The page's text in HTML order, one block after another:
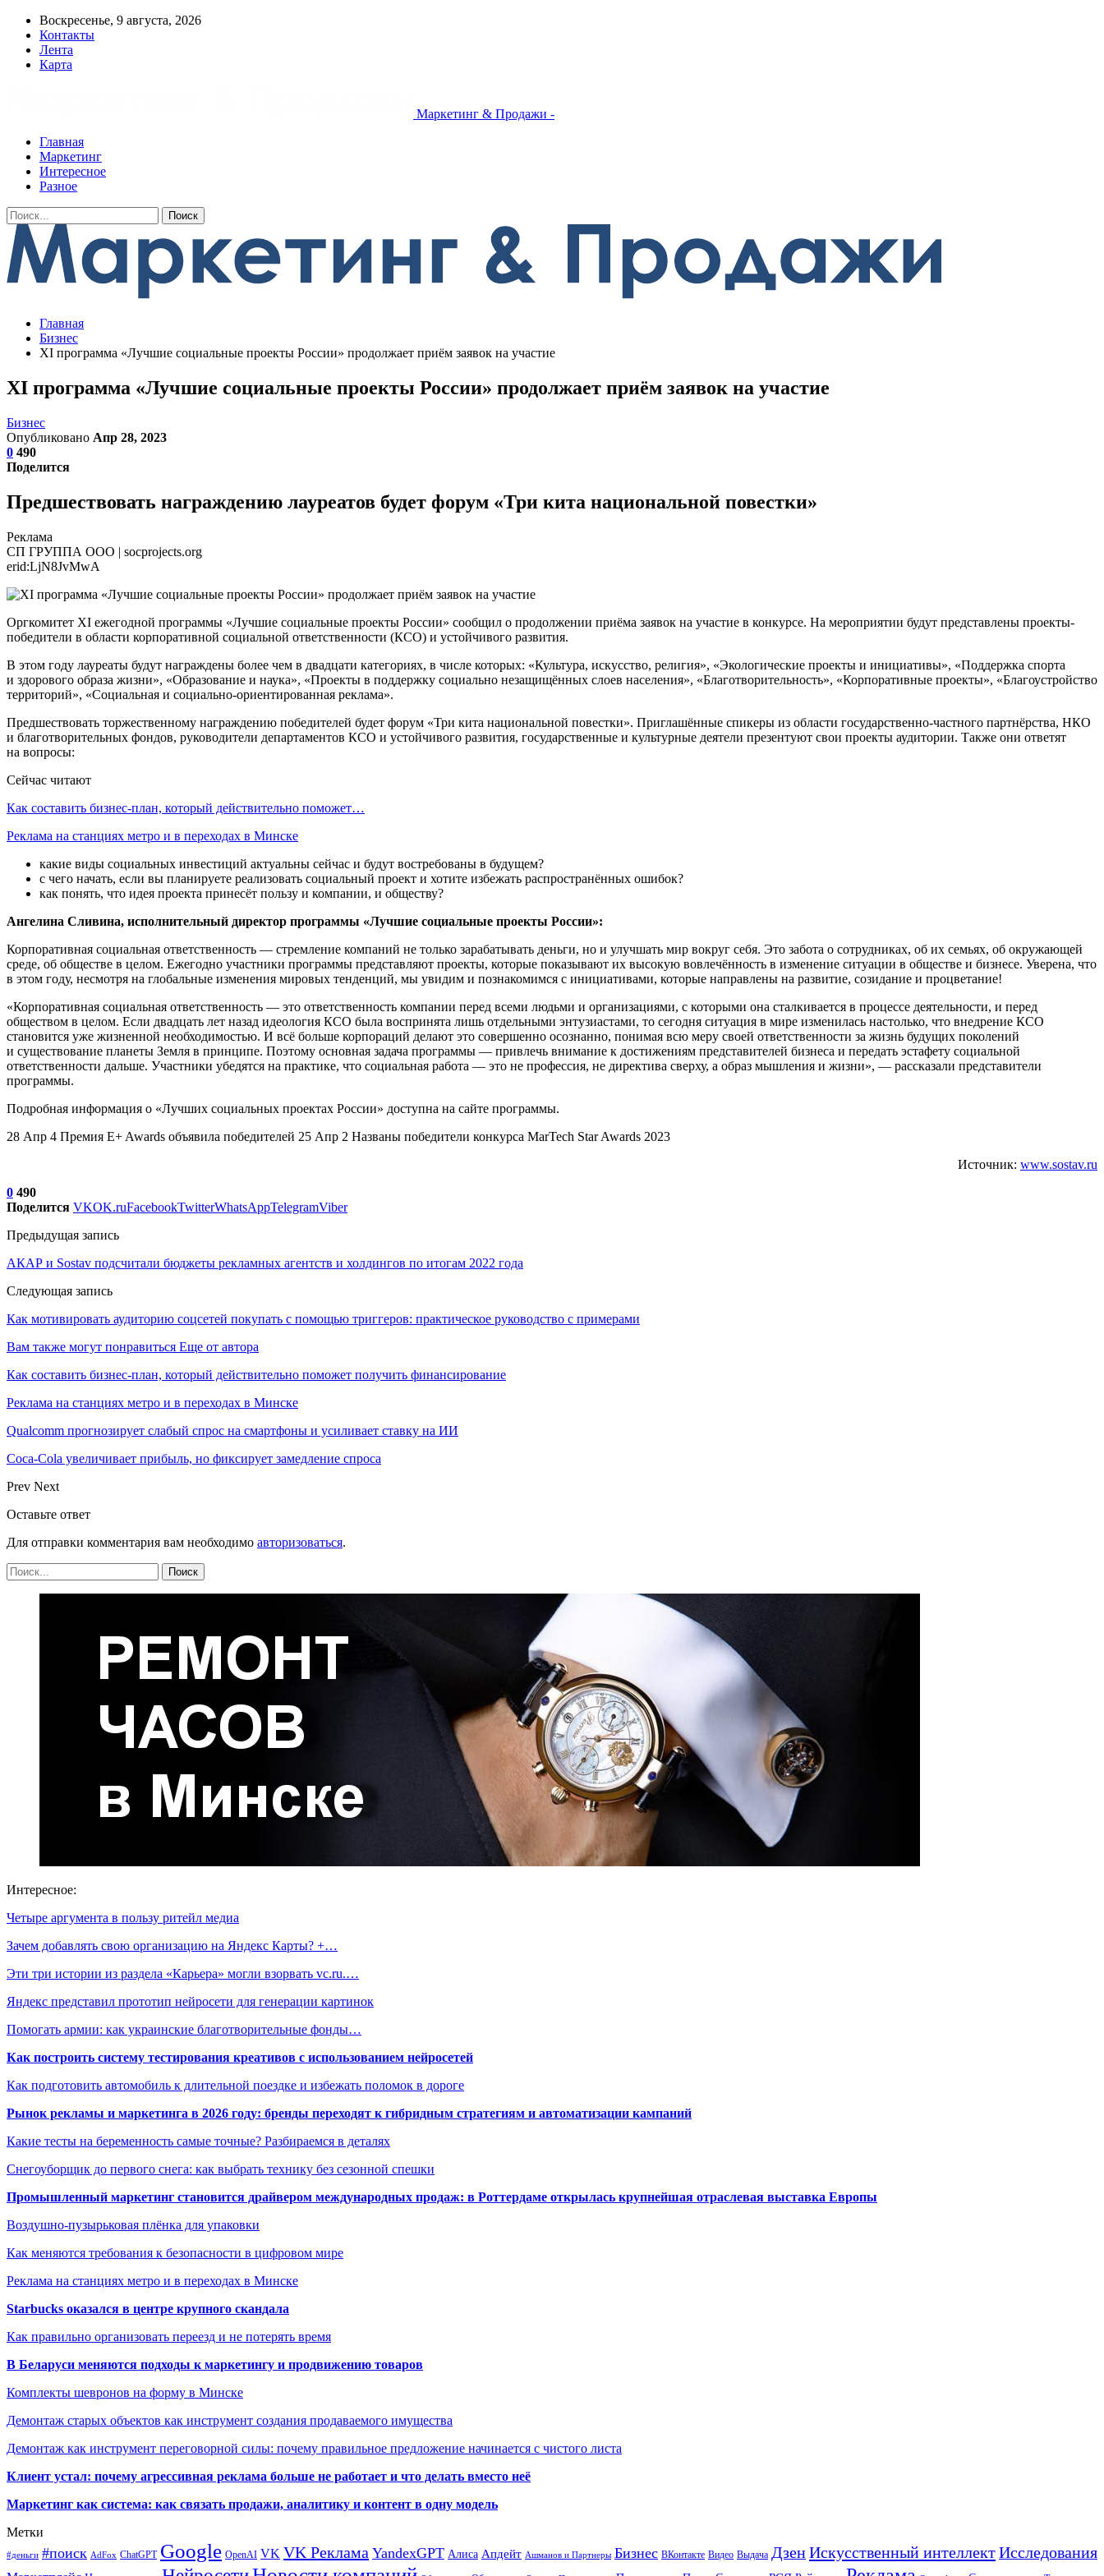
Воскресенье, 9 августа, 2026
Контакты
Лента
Карта
Маркетинг & Продажи -
Главная
Маркетинг
Интересное
Разное
Главная
Бизнес
XI программа «Лучшие социальные проекты России» продолжает приём заявок на участие
XI программа «Лучшие социальные проекты России» продолжает приём заявок на участие
Бизнес
Опубликовано Апр 28, 2023
0 490
Поделится
Предшествовать награждению лауреатов будет форум «Три кита национальной повестки»
Реклама
СП ГРУППА ООО | socprojects.org
erid:LjN8JvMwA
Оргкомитет XI ежегодной программы «Лучшие социальные проекты России» сообщил о продолжении приёма заявок на участие в конкурсе. На мероприятии будут представлены проекты-
победители в области корпоративной социальной ответственности (КСО) и устойчивого развития.
В этом году лауреаты будут награждены более чем в двадцати категориях, в числе которых: «Культура, искусство, религия», «Экологические проекты и инициативы», «Поддержка спорта
и здорового образа жизни», «Образование и наука», «Проекты в поддержку социально незащищённых слоев населения», «Благотворительность», «Корпоративные проекты», «Благоустройство
территорий», «Социальная и социально-ориентированная реклама».
Предшествовать торжественному награждению победителей будет форум «Три кита национальной повестки». Приглашённые спикеры из области государственно-частного партнёрства, НКО
и благотворительных фондов, руководители департаментов КСО и устойчивого развития, государственные и культурные деятели презентуют свои проекты аудитории. Также они ответят
на вопросы:
Сейчас читают
Как составить бизнес-план, который действительно поможет…
Реклама на станциях метро и в переходах в Минске
какие виды социальных инвестиций актуальны сейчас и будут востребованы в будущем?
с чего начать, если вы планируете реализовать социальный проект и хотите избежать распространённых ошибок?
как понять, что идея проекта принесёт пользу и компании, и обществу?
Ангелина Сливина, исполнительный директор программы «Лучшие социальные проекты России»:
Корпоративная социальная ответственность — стремление компаний не только зарабатывать деньги, но и улучшать мир вокруг себя. Это забота о сотрудниках, об их семьях, об окружающей
среде, об обществе в целом. Ежегодно участники программы представляют проекты, которые показывают их высокую вовлечённость в изменение ситуации в обществе и бизнесе. Уверена, что
в этом году, несмотря на глобальные изменения мировых тенденций, мы увидим и познакомимся с инициативами, которые направлены на развитие, созидание и процветание!
«Корпоративная социальная ответственность — это ответственность компании перед всеми людьми и организациями, с которыми она сталкивается в процессе деятельности, и перед
обществом в целом. Если двадцать лет назад идеология КСО была воспринята лишь отдельными энтузиастами, то сегодня ситуация в мире изменилась настолько, что внедрение КСО
становится уже жизненной необходимостью. И всё больше корпораций делают это совершенно осознанно, понимая всю меру своей ответственности за жизнь будущих поколений
и существование планеты Земля в принципе. Поэтому основная задача программы — привлечь внимание к достижениям представителей бизнеса и передать эстафету социальной
ответственности дальше. Участники убедятся на практике, что социальная работа — это не профессия, не директива сверху, а образ мышления и жизни», — рассказали представители
программы.
Подробная информация о «Лучших социальных проектах России» доступна на сайте программы.
28 Апр 4 Премия E+ Awards объявила победителей 25 Апр 2 Названы победители конкурса MarTech Star Awards 2023
Источник: www.sostav.ru
0 490
Поделится VKOK.ruFacebookTwitterWhatsAppTelegramViber
Предыдущая запись
АКАР и Sostav подсчитали бюджеты рекламных агентств и холдингов по итогам 2022 года
Следующая запись
Как мотивировать аудиторию соцсетей покупать с помощью триггеров: практическое руководство с примерами
Вам также могут понравиться Еще от автора
Как составить бизнес-план, который действительно поможет получить финансирование
Реклама на станциях метро и в переходах в Минске
Qualcomm прогнозирует слабый спрос на смартфоны и усиливает ставку на ИИ
Coca-Cola увеличивает прибыль, но фиксирует замедление спроса
Prev Next
Оставьте ответ
Для отправки комментария вам необходимо авторизоваться.
Интересное:
Четыре аргумента в пользу ритейл медиа
Зачем добавлять свою организацию на Яндекс Карты? +…
Эти три истории из раздела «Карьера» могли взорвать vc.ru.…
Яндекс представил прототип нейросети для генерации картинок
Помогать армии: как украинские благотворительные фонды…
Как построить систему тестирования креативов с использованием нейросетей
Как подготовить автомобиль к длительной поездке и избежать поломок в дороге
Рынок рекламы и маркетинга в 2026 году: бренды переходят к гибридным стратегиям и автоматизации кампаний
Какие тесты на беременность самые точные? Разбираемся в деталях
Снегоуборщик до первого снега: как выбрать технику без сезонной спешки
Промышленный маркетинг становится драйвером международных продаж: в Роттердаме открылась крупнейшая отраслевая выставка Европы
Воздушно-пузырьковая плёнка для упаковки
Как меняются требования к безопасности в цифровом мире
Реклама на станциях метро и в переходах в Минске
Starbucks оказался в центре крупного скандала
Как правильно организовать переезд и не потерять время
В Беларуси меняются подходы к маркетингу и продвижению товаров
Комплекты шевронов на форму в Минске
Демонтаж старых объектов как инструмент создания продаваемого имущества
Демонтаж как инструмент переговорной силы: почему правильное предложение начинается с чистого листа
Клиент устал: почему агрессивная реклама больше не работает и что делать вместо неё
Маркетинг как система: как связать продажи, аналитику и контент в одну модель
Метки
#деньги #поиск AdFox ChatGPT Google OpenAI VK VK Реклама YandexGPT Алиса Апдейт Ашманов и Партнеры Бизнес ВКонтакте Видео Выдача ДзенИскусственный интеллектИсследования